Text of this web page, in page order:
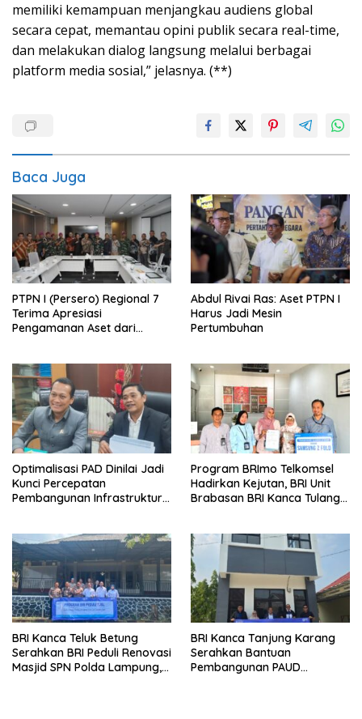
memiliki kemampuan menjangkau audiens global
secara cepat, memantau opini publik secara real-time,
dan melakukan dialog langsung melalui berbagai
platform media sosial,” jelasnya. (**)
Baca Juga
PTPN I (Persero) Regional 7
Terima Apresiasi
Pengamanan Aset dari
Abdul Rivai Ras: Aset PTPN I
Harus Jadi Mesin
Pertumbuhan
Optimalisasi PAD Dinilai Jadi
Kunci Percepatan
Pembangunan Infrastruktur
Program BRImo Telkomsel
Hadirkan Kejutan, BRI Unit
Brabasan BRI Kanca Tulang
Mesuji
BRI Kanca Teluk Betung
Serahkan BRI Peduli Renovasi
Masjid SPN Polda Lampung,
BRI Kanca Tanjung Karang
Serahkan Bantuan
Pembangunan PAUD